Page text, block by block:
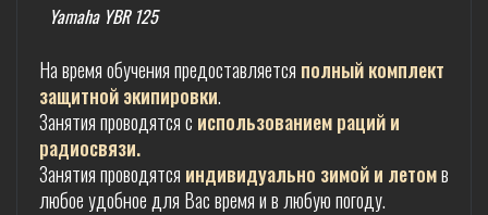
Yamaha YBR 125
На время обучения предоставляется полный комплект
защитной экипировки.
Занятия проводятся с использованием раций и
радиосвязи.
Занятия проводятся индивидуально зимой и летомв
любое удобное для Вас время и в любую погоду.